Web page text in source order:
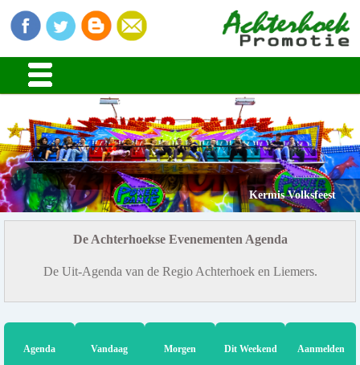
Kermis Volksfeest
De Achterhoekse Evenementen Agenda
De Uit-Agenda van de Regio Achterhoek en Liemers.
Agenda Vandaag Morgen Dit Weekend Aanmelden